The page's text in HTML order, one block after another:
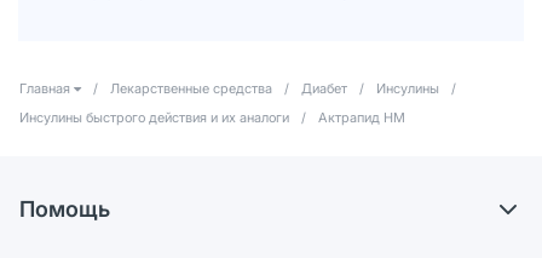
Главная / Лекарственные средства / Диабет / Инсулины
/
Инсулины быстрого действия и их аналоги
/ Актрапид НМ
Помощь